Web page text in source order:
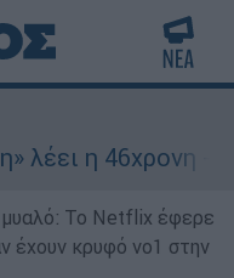
- Τι
μυαλό: Το Netflix έφερε
έχουν κρυφό νο1 στην